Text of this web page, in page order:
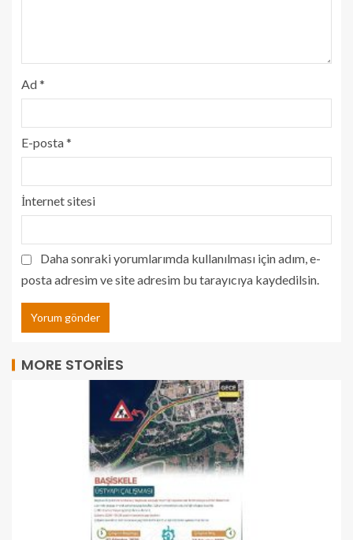
Ad*
E-posta*
İnternet sitesi
Daha sonraki yorumlarımda kullanılması için adım, e-
posta adresim ve site adresim bu tarayıcıya kaydedilsin.
MORE STORIES